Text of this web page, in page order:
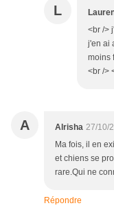
L
<br />
j'en ai
moins
<br />
A Alrisha 27/10/
Ma fois, il en
et chiens se
rare.Qui ne
Répondre